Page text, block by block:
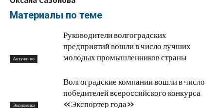
Материалы по теме
Актуально
Руководители волгоградских
предприятий вошли в число лучших
молодых промышленников страны
Экономика
Волгоградские компании вошли в число
победителей всероссийского конкурса
«Экспортер года»